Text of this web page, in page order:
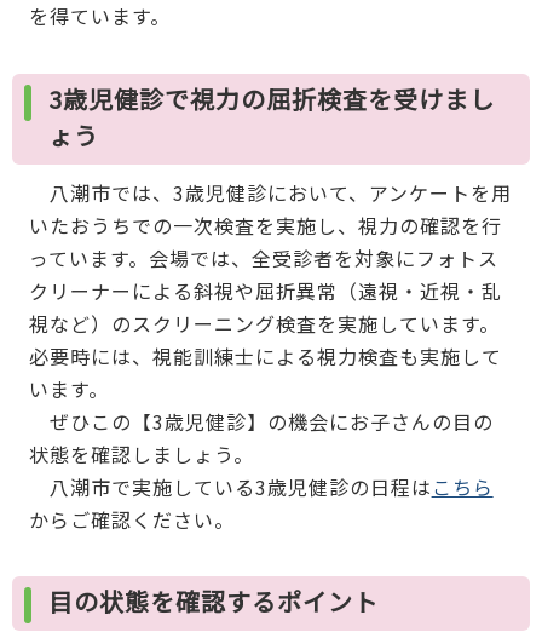
を得ています。
3歳児健診で視力の屈折検査を受けまし
ょう
八潮市では、3歳児健診において、アンケートを用
いたおうちでの一次検査を実施し、視力の確認を行
っています。会場では、全受診者を対象にフォトス
クリーナーによる斜視や屈折異常（遠視・近視・乱
視など）のスクリーニング検査を実施しています。
必要時には、視能訓練士による視力検査も実施して
います。
ぜひこの【3歳児健診】の機会にお子さんの目の
状態を確認しましょう。
八潮市で実施している3歳児健診の日程は こちら
からご確認ください。
目の状態を確認するポイント